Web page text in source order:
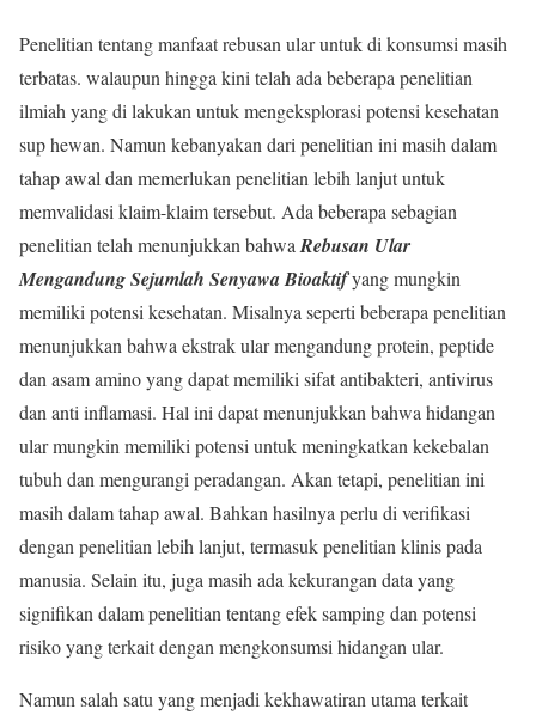
Penelitian tentang manfaat rebusan ular untuk di konsumsi masih
terbatas. walaupun hingga kini telah ada beberapa penelitian
ilmiah yang di lakukan untuk mengeksplorasi potensi kesehatan
sup hewan. Namun kebanyakan dari penelitian ini masih dalam
tahap awal dan memerlukan penelitian lebih lanjut untuk
memvalidasi klaim-klaim tersebut. Ada beberapa sebagian
penelitian telah menunjukkan bahwa Rebusan Ular
Mengandung Sejumlah Senyawa Bioaktifyang mungkin
memiliki potensi kesehatan. Misalnya seperti beberapa penelitian
menunjukkan bahwa ekstrak ular mengandung protein, peptide
dan asam amino yang dapat memiliki sifat antibakteri, antivirus
dan anti inflamasi. Hal ini dapat menunjukkan bahwa hidangan
ular mungkin memiliki potensi untuk meningkatkan kekebalan
tubuh dan mengurangi peradangan. Akan tetapi, penelitian ini
masih dalam tahap awal. Bahkan hasilnya perlu di verifikasi
dengan penelitian lebih lanjut, termasuk penelitian klinis pada
manusia. Selain itu, juga masih ada kekurangan data yang
signifikan dalam penelitian tentang efek samping dan potensi
risiko yang terkait dengan mengkonsumsi hidangan ular.
Namun salah satu yang menjadi kekhawatiran utama terkait